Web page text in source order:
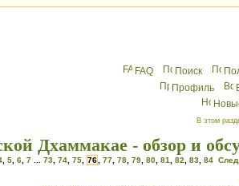
FAQ Поиск
Профиль
В этом
Дхаммакае - обзор и
5 6 7 73 74 75 76 77 78 79 80 81 82 83 84